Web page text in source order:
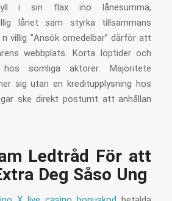
i sin flax ino lånesumma,
lånet sam styrka tillsammans
villig ”Ansök omedelbar” därför att
webbplats. Korta löptider och
hos somliga aktörer. Majoritete
sig utan en kreditupplysning hos
ske direkt postumt att anhållan
Ledtråd För att
Deg Såso Ung